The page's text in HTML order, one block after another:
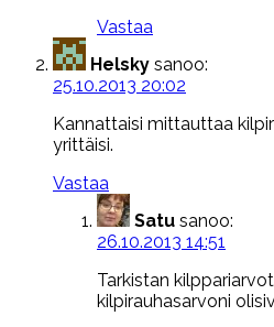
Vastaa
Helsky sanoo:
25.10.2013 20:02
Kannattaisi mittauttaa
yrittäisi.
Vastaa
Satu sanoo:
26.10.2013 14:51
Tarkistan
kilpirauhasarvoni